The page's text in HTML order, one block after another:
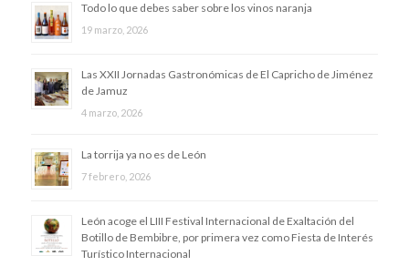
Todo lo que debes saber sobre los vinos naranja
19 marzo, 2026
Las XXII Jornadas Gastronómicas de El Capricho de Jiménez
de Jamuz
4 marzo, 2026
La torrija ya no es de León
7 febrero, 2026
​León acoge el LIII Festival Internacional de Exaltación del
Botillo de Bembibre, por primera vez como Fiesta de Interés
Turístico Internacional